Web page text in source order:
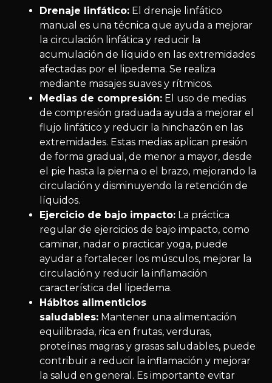
Drenaje linfático: El drenaje linfático
manual es una técnica que ayuda a mejorar
la circulación linfática y reducir la
acumulación de líquido en las extremidades
afectadas por el lipedema. Se realiza
mediante masajes suaves y rítmicos.
Medias de compresión: El uso de medias
de compresión graduada ayuda a mejorar el
flujo linfático y reducir la hinchazón en las
extremidades. Estas medias aplican presión
de forma gradual, de menor a mayor, desde
el pie hasta la pierna o el brazo, mejorando la
circulación y disminuyendo la retención de
líquidos.
Ejercicio de bajo impacto: La práctica
regular de ejercicios de bajo impacto, como
caminar, nadar o practicar yoga, puede
ayudar a fortalecer los músculos, mejorar la
circulación y reducir la inflamación
característica del lipedema.
Hábitos alimenticios
saludables: Mantener una alimentación
equilibrada, rica en frutas, verduras,
proteínas magras y grasas saludables, puede
contribuir a reducir la inflamación y mejorar
la salud en general. Es importante evitar